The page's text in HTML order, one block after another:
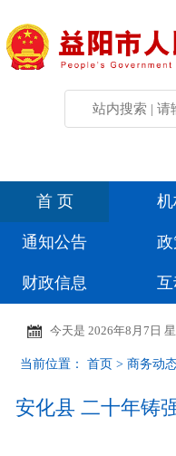
首 页
通知公告
财政信息
今天是 2026年8月7日
当前位置： 首页 > 商务动
安化县 二十年铸